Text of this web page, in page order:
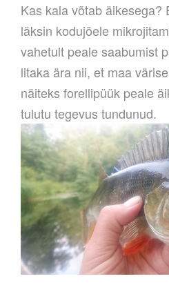
Kas kala võtab äikesega?
läksin kodujõele
vahetult peale saabumist
litaka ära nii, et maa
näiteks forellipüük peale
tulutu tegevus tundunud.